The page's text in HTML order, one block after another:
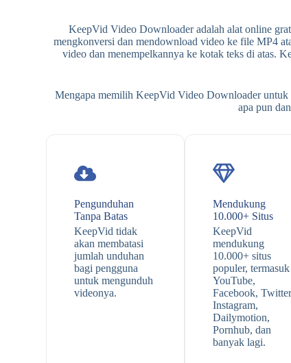
KeepVid Video Downloader adalah alat online
mengkonversi dan mendownload video ke file MP4
video dan menempelkannya ke kotak teks di atas.
Mengapa memilih KeepVid Video Downloader
apa pun
Pengunduhan
Tanpa Batas
KeepVid tidak
akan membatasi
jumlah unduhan
bagi pengguna
untuk mengunduh
videonya.
Mendukung
10.000+ Situs
KeepVid
mendukung
10.000+ situs
populer, termasuk
YouTube,
Facebook,
Instagram,
Dailymotion,
Pornhub, dan
banyak lagi.